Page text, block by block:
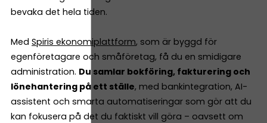
bevaka det hela tiden.
Med Spiris ekonomiplattform, som är byggd för
egenföretagare och småföretag, få du en smidigare
administration. Du samlar bokföring, fakturering och
lönehantering på ett ställe, med bankintegration, AI-
assistent och smarta automatiseringar som gör att du
kan fokusera på det du faktiskt vill göra – oavsett om